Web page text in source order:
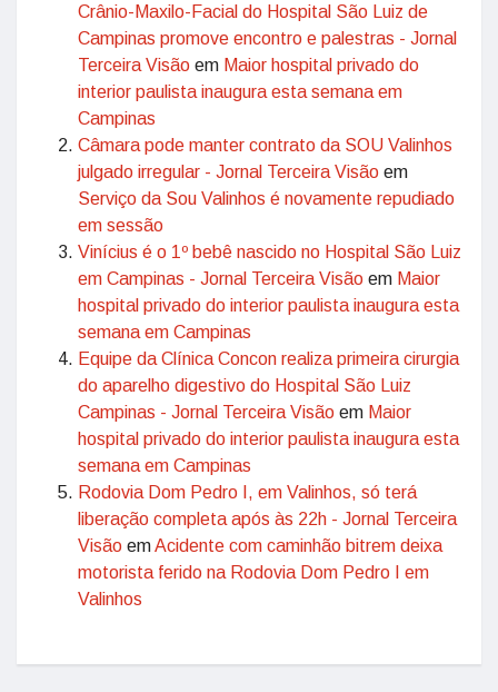
Crânio-Maxilo-Facial do Hospital São Luiz de
Campinas promove encontro e palestras - Jornal
Terceira Visão em Maior hospital privado do
interior paulista inaugura esta semana em
Campinas
Câmara pode manter contrato da SOU Valinhos
julgado irregular - Jornal Terceira Visão em
Serviço da Sou Valinhos é novamente repudiado
em sessão
Vinícius é o 1º bebê nascido no Hospital São Luiz
em Campinas - Jornal Terceira Visão em Maior
hospital privado do interior paulista inaugura esta
semana em Campinas
Equipe da Clínica Concon realiza primeira cirurgia
do aparelho digestivo do Hospital São Luiz
Campinas - Jornal Terceira Visão em Maior
hospital privado do interior paulista inaugura esta
semana em Campinas
Rodovia Dom Pedro I, em Valinhos, só terá
liberação completa após às 22h - Jornal Terceira
Visão emAcidente com caminhão bitrem deixa
motorista ferido na Rodovia Dom Pedro I em
Valinhos